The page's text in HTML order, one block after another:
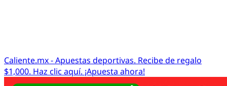
Caliente.mx - Apuestas deportivas. Recibe de regalo
$1,000. Haz clic aquí. ¡Apuesta ahora!